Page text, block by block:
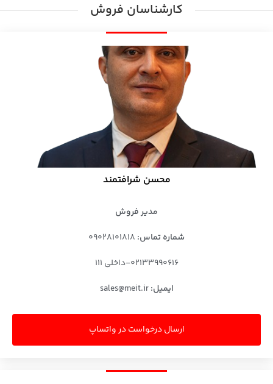
کارشناسان فروش
محسن شرافتمند
مدیر فروش
شماره تماس:
۰۲۱۳۳۹۹۰۶۱۶-داخلی ۱۱۱
ایمیل: sales@meit.ir
ارسال درخواست در واتساپ